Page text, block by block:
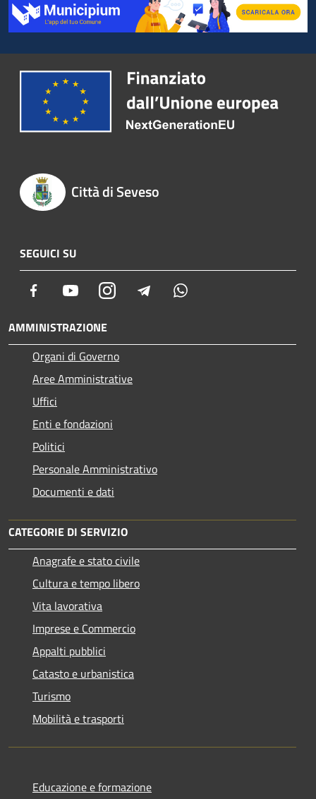
Città di Seveso
SEGUICI SU
Facebook YoutubeInstagram Telegram
AMMINISTRAZIONE
Organi di Governo
Aree Amministrative
Uffici
Enti e fondazioni
Politici
Personale Amministrativo
Documenti e dati
CATEGORIE DI SERVIZIO
Anagrafe e stato civile
Cultura e tempo libero
Vita lavorativa
Imprese e Commercio
Appalti pubblici
Catasto e urbanistica
Turismo
Mobilità e trasporti
Educazione e formazione